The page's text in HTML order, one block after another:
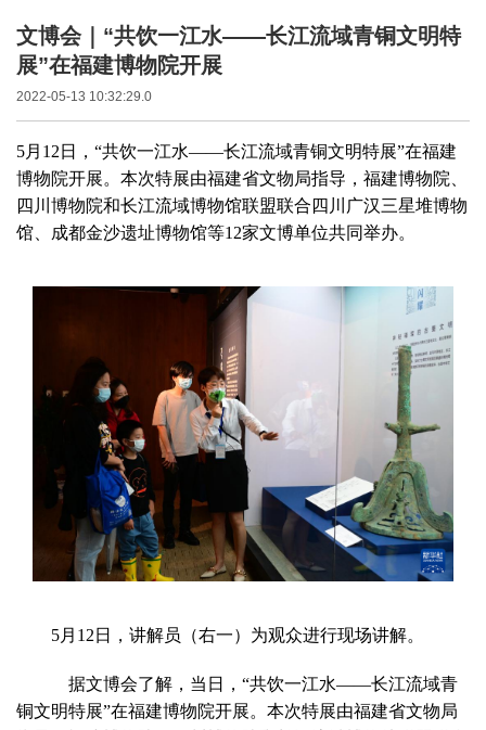
文博会｜“共饮一江水——长江流域青铜文明特
展”在福建博物院开展
2022-05-13 10:32:29.0
5月12日，“共饮一江水——长江流域青铜文明特展”在福建
博物院开展。本次特展由福建省文物局指导，福建博物院、
四川博物院和长江流域博物馆联盟联合四川广汉三星堆博物
馆、成都金沙遗址博物馆等12家文博单位共同举办。
5月12日，讲解员（右一）为观众进行现场讲解。
据文博会了解， 当日，“共饮一江水——长江流域青
铜文明特展”在福建博物院开展。本次特展由福建省文物局